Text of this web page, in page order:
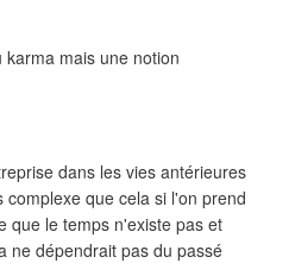
mais une notion
dans les vies antérieures
complexe que cela si l'on prend
que le temps n'existe pas et
ne dépendrait pas du passé